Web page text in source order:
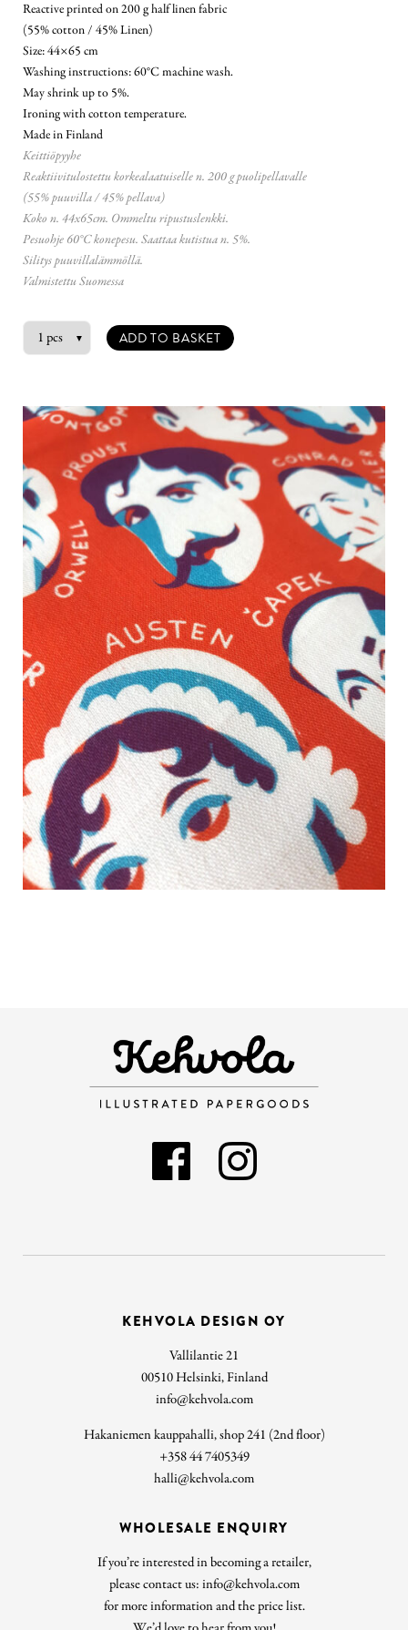
Reactive printed on 200 g half linen fabric
(55% cotton / 45% Linen)
Size: 44×65 cm
Washing instructions: 60°C machine wash.
May shrink up to 5%.
Ironing with cotton temperature.
Made in Finland
Keittiöpyyhe
Reaktiivitulostettu korkealaatuiselle n. 200 g puolipellavalle
(55% puuvilla / 45% pellava)
Koko n. 44x65cm. Ommeltu ripustuslenkki.
Pesuohje 60°C konepesu. Saattaa kutistua n. 5%.
Silitys puuvillalämmöllä.
Valmistettu Suomessa
ADD TO BASKET
KEHVOLA DESIGN OY
Vallilantie 21
00510 Helsinki, Finland
info@kehvola.com
Hakaniemen kauppahalli, shop 241 (2nd floor)
+358 44 7405349
halli@kehvola.com
WHOLESALE ENQUIRY
If you’re interested in becoming a retailer,
please contact us: info@kehvola.com
for more information and the price list.